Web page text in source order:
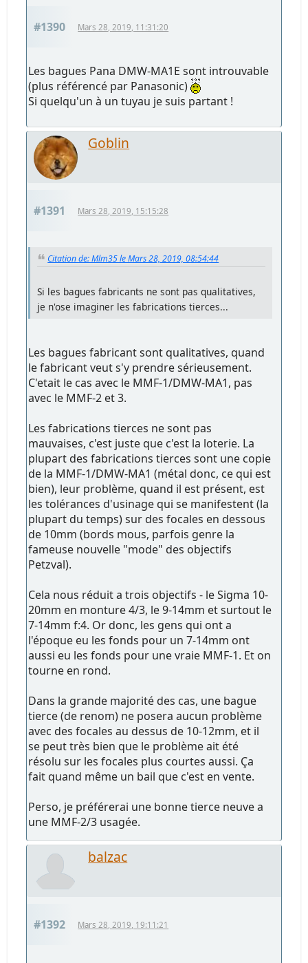
#1390 Mars 28, 2019, 11:31:20
Les bagues Pana DMW-MA1E sont introuvable
(plus référencé par Panasonic)
Si quelqu'un à un tuyau je suis partant !
Goblin
#1391 Mars 28, 2019, 15:15:28
Citation de: Mlm35 le Mars 28, 2019, 08:54:44
Si les bagues fabricants ne sont pas qualitatives,
je n'ose imaginer les fabrications tierces...
Les bagues fabricant sont qualitatives, quand
le fabricant veut s'y prendre sérieusement.
C'etait le cas avec le MMF-1/DMW-MA1, pas
avec le MMF-2 et 3.
Les fabrications tierces ne sont pas
mauvaises, c'est juste que c'est la loterie. La
plupart des fabrications tierces sont une copie
de la MMF-1/DMW-MA1 (métal donc, ce qui est
bien), leur problème, quand il est présent, est
les tolérances d'usinage qui se manifestent (la
plupart du temps) sur des focales en dessous
de 10mm (bords mous, parfois genre la
fameuse nouvelle "mode" des objectifs
Petzval).
Cela nous réduit a trois objectifs - le Sigma 10-
20mm en monture 4/3, le 9-14mm et surtout le
7-14mm f:4. Or donc, les gens qui ont a
l'époque eu les fonds pour un 7-14mm ont
aussi eu les fonds pour une vraie MMF-1. Et on
tourne en rond.
Dans la grande majorité des cas, une bague
tierce (de renom) ne posera aucun problème
avec des focales au dessus de 10-12mm, et il
se peut très bien que le problème ait été
résolu sur les focales plus courtes aussi. Ça
fait quand même un bail que c'est en vente.
Perso, je préférerai une bonne tierce neuve a
une MMF-2/3 usagée.
balzac
#1392 Mars 28, 2019, 19:11:21